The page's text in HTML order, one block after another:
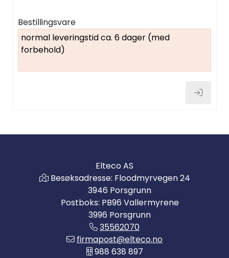
Bestillingsvare
normal leveringstid ca. 6 dager (med
forbehold)
Elteco AS
Besøksadresse: Floodmyrvegen 24
3946 Porsgrunn
Postboks: PB96 Vallermyrene
3996 Porsgrunn
35562070
firmapost@elteco.no
988 638 897